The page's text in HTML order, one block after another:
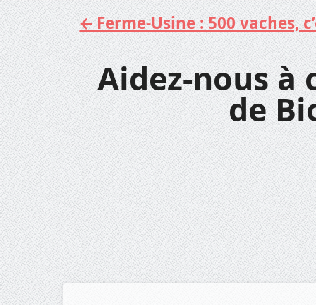
Aller
au
contenu
Ferme-Usine : 500 vaches,
Aidez-nous à
de